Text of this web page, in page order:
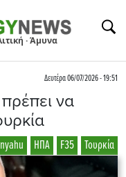
· Άμυνα
Δευτέρα 06/07/2026 - 19:51
να
Τουρκία
F35
ΗΠΑ